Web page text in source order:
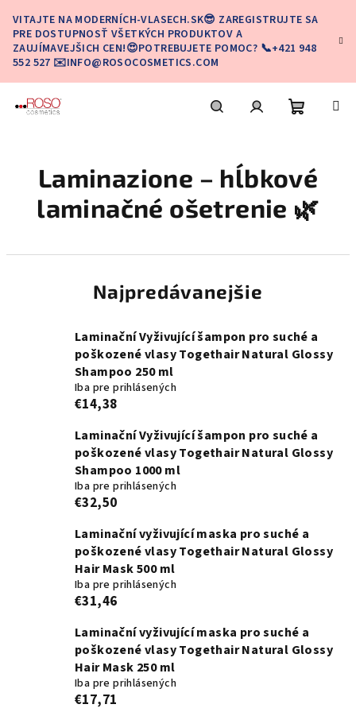
obsah
VITAJTE NA MODERNÍCH-VLASECH.SK😎 ZAREGISTRUJTE SA
PRE DOSTUPNOSŤ VŠETKÝCH PRODUKTOV A
ZAUJÍMAVEJŠICH CEN!😍POTREBUJETE POMOC? 📞+421 948
552 527 ✉️INFO@ROSOCOSMETICS.COM
košík
Laminazione – hĺbkové
laminačné ošetrenie 🌿
Najpredávanejšie
Laminační Vyživující šampon pro suché a
poškozené vlasy Togethair Natural Glossy
Shampoo 250 ml
Iba pre prihlásených
€14,38
Laminační Vyživující šampon pro suché a
poškozené vlasy Togethair Natural Glossy
Shampoo 1000 ml
Iba pre prihlásených
€32,50
Laminační vyživující maska pro suché a
poškozené vlasy Togethair Natural Glossy
Hair Mask 500 ml
Iba pre prihlásených
€31,46
Laminační vyživující maska pro suché a
poškozené vlasy Togethair Natural Glossy
Hair Mask 250 ml
Iba pre prihlásených
€17,71